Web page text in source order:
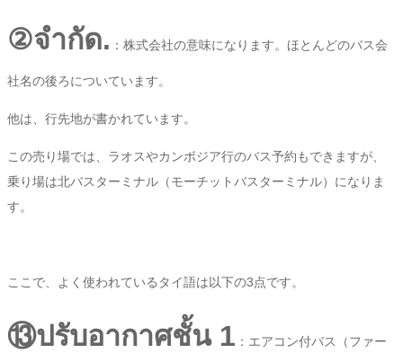
②จำกัด. ：株式会社の意味になります。ほとんどのバス会
社名の後ろについています。
他は、行先地が書かれています。
この売り場では、ラオスやカンボジア行のバス予約もできますが、
乗り場は北バスターミナル（モーチットバスターミナル）になりま
す。
ここで、よく使われているタイ語は以下の3点です。
⑬ปรับอากาศชั้น 1 ：エアコン付バス（ファー